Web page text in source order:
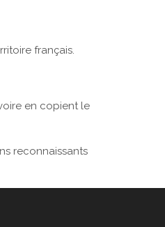
français.
en copient le
reconnaissants